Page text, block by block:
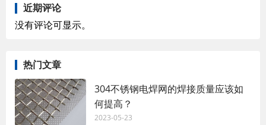
近期评论
没有评论可显示。
热门文章
304不锈钢电焊网的焊接质量应该如
何提高？
2023-05-23